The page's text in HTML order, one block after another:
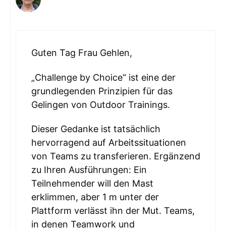
Guten Tag Frau Gehlen,
„Challenge by Choice“ ist eine der
grundlegenden Prinzipien für das
Gelingen von Outdoor Trainings.
Dieser Gedanke ist tatsächlich
hervorragend auf Arbeitssituationen
von Teams zu transferieren. Ergänzend
zu Ihren Ausführungen: Ein
Teilnehmender will den Mast
erklimmen, aber 1 m unter der
Plattform verlässt ihn der Mut. Teams,
in denen Teamwork und